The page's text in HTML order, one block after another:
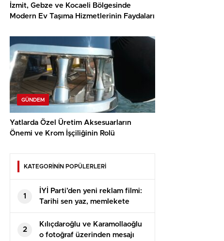
İzmit, Gebze ve Kocaeli Bölgesinde
Modern Ev Taşıma Hizmetlerinin Faydaları
GÜNDEM
Yatlarda Özel Üretim Aksesuarların
Önemi ve Krom İşçiliğinin Rolü
KATEGORİNİN POPÜLERLERİ
1
İYİ Parti’den yeni reklam filmi:
Tarihi sen yaz, memlekete
bahar gelsin
2
Kılıçdaroğlu ve Karamollaoğlu
o fotoğraf üzerinden mesajı